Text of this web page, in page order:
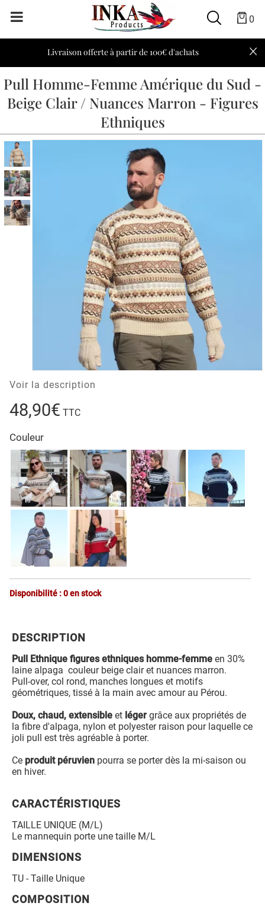
0
Livraison offerte à partir de 100€ d'achats
Pull Homme-Femme Amérique du Sud -
Beige Clair / Nuances Marron - Figures
Ethniques
Voir la description
48,90€ TTC
Couleur
Disponibilité : 0 en stock
DESCRIPTION
Pull Ethnique figures ethniques homme-femme en 30%
laine alpaga couleur beige clair et nuances marron.
Pull-over, col rond, manches longues et motifs
géométriques, tissé à la main avec amour au Pérou.
Doux, chaud, extensible et léger grâce aux propriétés de
la fibre d'alpaga, nylon et polyester raison pour laquelle ce
joli pull est très agréable à porter.
Ce produit péruvien pourra se porter dès la mi-saison ou
en hiver.
CARACTÉRISTIQUES
TAILLE UNIQUE (M/L)
Le mannequin porte une taille M/L
DIMENSIONS
TU - Taille Unique
COMPOSITION